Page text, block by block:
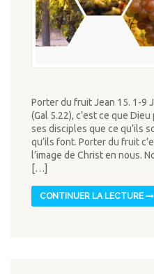
Porter du fruit Jean 15. 1-9
(Gal 5.22), c’est ce que
ses disciples que ce qu’ils
qu’ils font. Porter du fruit
l’image de Christ en nous.
[…]
CONTINUER LA LECTURE